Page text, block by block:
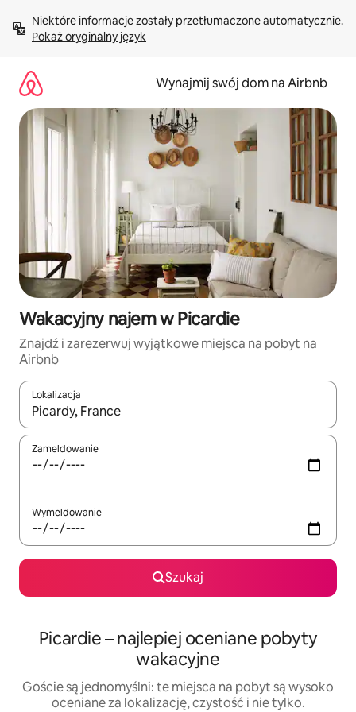
treści Pokaż oryginalny język
Wynajmij swój dom na Airbnb
Wakacyjny najem w Picardie
Znajdź i zarezerwuj wyjątkowe miejsca na pobyt na
Airbnb
Lokalizacja
Gdy wyniki będą dostępne, możesz poruszać się po nich za
Zameldowanie
Wymeldowanie
Szukaj
Picardie – najlepiej oceniane pobyty
wakacyjne
Goście są jednomyślni: te miejsca na pobyt są wysoko
oceniane za lokalizację, czystość i nie tylko.